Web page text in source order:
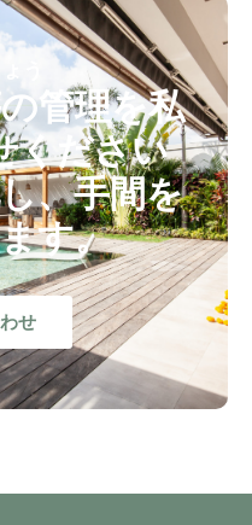
う
管理を私
ください
、手間を
す。
せ